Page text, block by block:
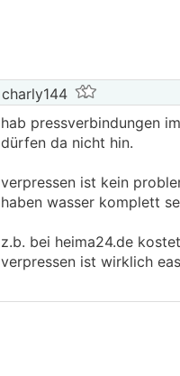
charly144
hab pressverbindungen
dürfen da nicht hin.
verpressen ist kein
haben wasser komplett
z.b. bei heima24.de
verpressen ist wirklich